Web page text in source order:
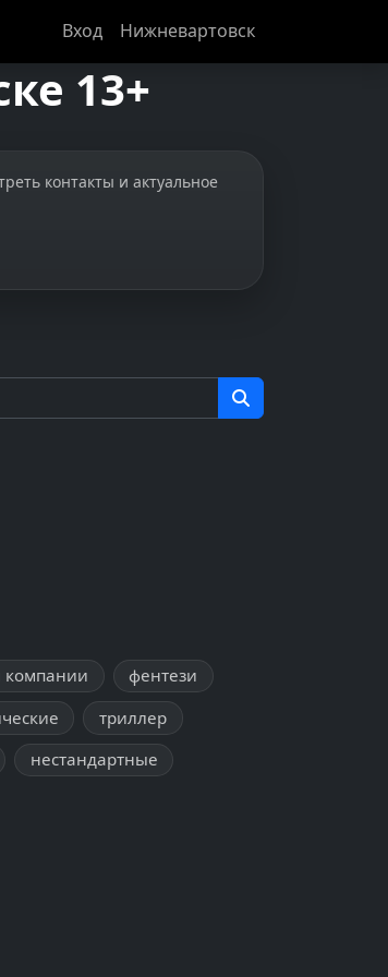
Вход Нижневартовск
13+
контакты и актуальное
компании
фентези
триллер
нестандартные